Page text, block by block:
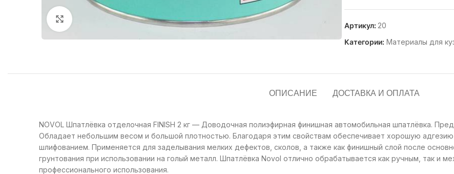
Нажмите, чтобы увеличить
Артикул: 20
Категории: Материалы для
ОПИСАНИЕ ДОСТАВКА И ОПЛАТА
NOVOL Шпатлёвка отделочная FINISH 2 кг — Доводочная полиэфирная финишная автомобильная шпатлёвка.
Обладает небольшим весом и большой плотностью. Благодаря этим свойствам обеспечивает хорошую
шлифованием. Применяется для заделывания мелких дефектов, сколов, а также как финишный слой после
грунтования при использовании на голый металл. Шпатлёвка Novol отлично обрабатывается как ручным, так и
профессионального использования.